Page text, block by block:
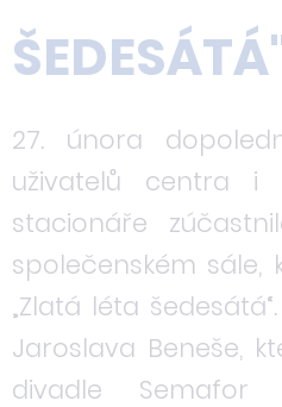
27. února
uživatelů centra i
stacionáře
společenském sále,
„Zlatá léta
Jaroslava Beneše,
divadle Semafor